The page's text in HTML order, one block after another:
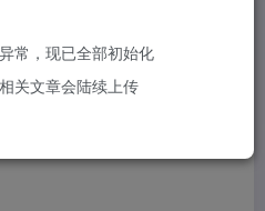
常，现已全部初始化
关文章会陆续上传